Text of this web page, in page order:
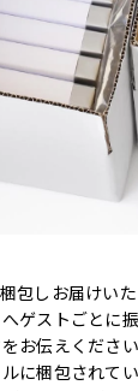
包しお届けいた
ゲストごとに
お伝えください
に梱包されて